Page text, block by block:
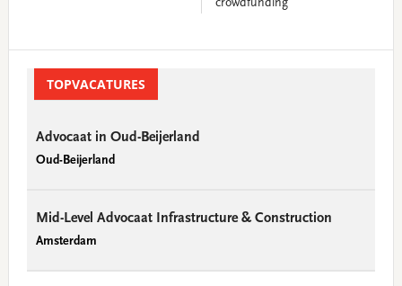
crowdfunding
SidebarTOPVACATURES
Advocaat in Oud-Beijerland
Oud-Beijerland
Mid-Level Advocaat Infrastructure & Construction
Amsterdam